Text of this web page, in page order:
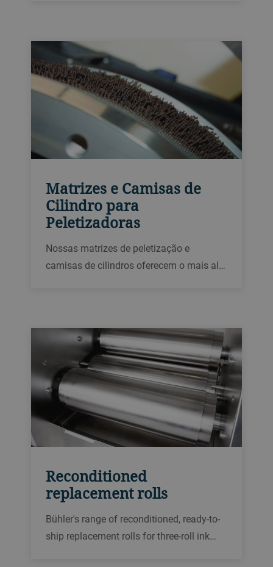
processamento para facilitar a operação,
nós temos a solução.
Matrizes e Camisas de
Cilindro para
Peletizadoras
Nossas matrizes de peletização e
camisas de cilindros oferecem o mais alto
Reconditioned
replacement rolls
Bühler's range of reconditioned, ready-to-
ship replacement rolls for three-roll ink